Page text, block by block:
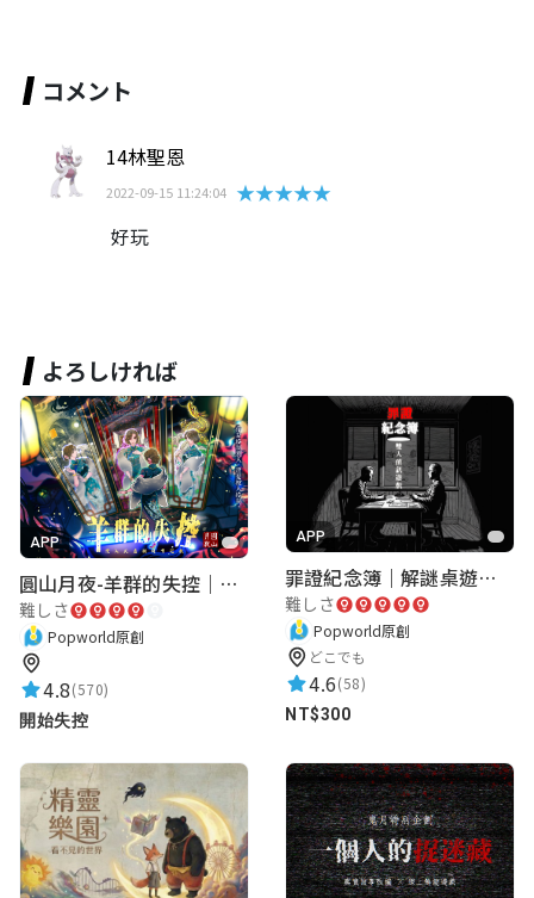
コメント
14林聖恩
2022-09-15 11:24:04 ★★★★★
好玩
よろしければ
APP
圓山月夜-羊群的失控｜圓山飯店 ARG實境解謎遊戲
難しさ
Popworld原創
4.8(570)
開始失控
APP
罪證紀念簿｜解謎桌遊｜警匪偵訊｜室內遊戲
難しさ
Popworld原創
どこでも
4.6(58)
NT$300